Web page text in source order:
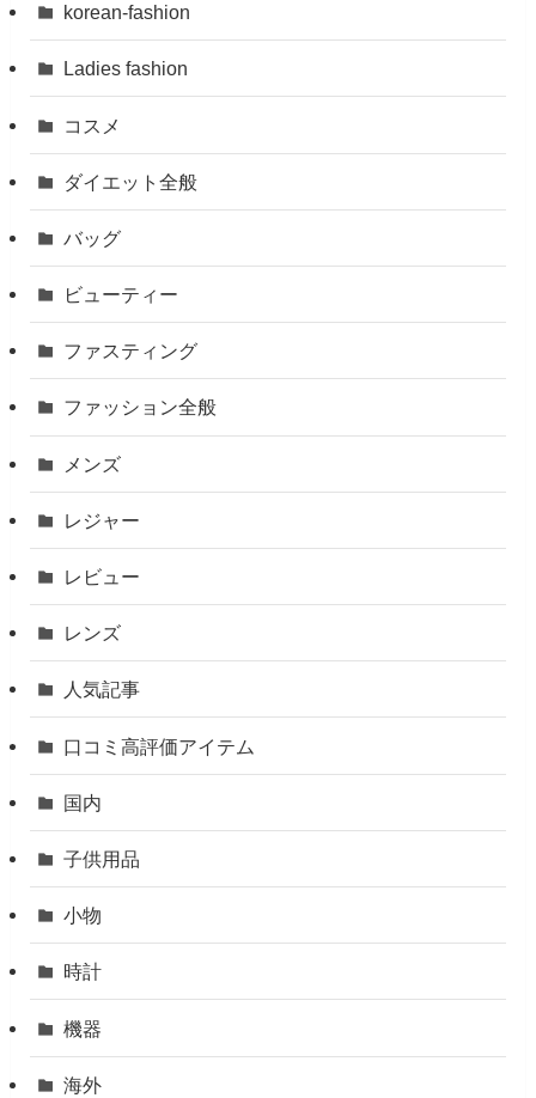
korean-fashion
Ladies fashion
コスメ
ダイエット全般
バッグ
ビューティー
ファスティング
ファッション全般
メンズ
レジャー
レビュー
レンズ
人気記事
口コミ高評価アイテム
国内
子供用品
小物
時計
機器
海外